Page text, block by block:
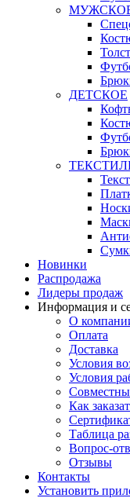
ДЕТСКОЕ
Новинки
Распродажа
Лидеры продаж
Информация и
О
Оплата
Доставка
Условия
Условия
Как
Таблица
Вопрос-
Отзывы
Контакты
Установить